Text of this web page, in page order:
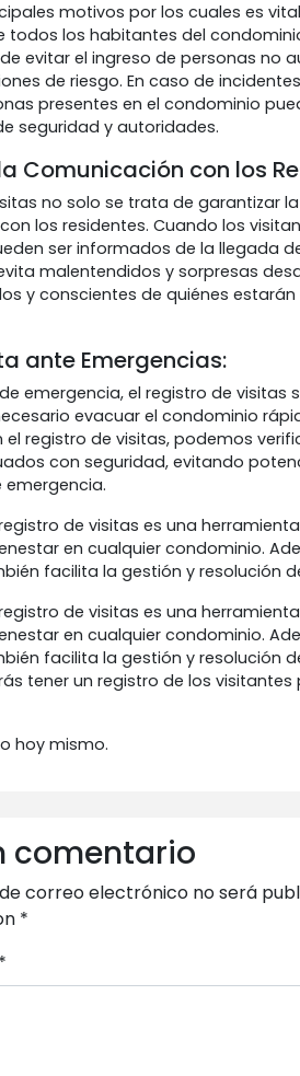
motivos por los cuales es
todos los habitantes del
evitar el ingreso de personas no
de riesgo. En caso de
presentes en el condominio
seguridad y autoridades.
Comunicación con los
no solo se trata de garantizar
los residentes. Cuando los
ser informados de la llegada
malentendidos y sorpresas
y conscientes de quiénes
ante Emergencias:
emergencia, el registro de visitas
evacuar el condominio
el registro de visitas, podemos
con seguridad, evitando
emergencia.
de visitas es una
en cualquier condominio.
facilita la gestión y resolución
de visitas es una
en cualquier condominio.
facilita la gestión y resolución
tener un registro de los
hoy mismo.
comentario
correo electrónico no será
*
*